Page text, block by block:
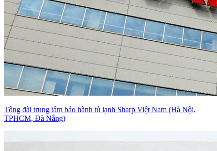
Tổng đài trung tâm bảo hành tủ lạnh Sharp Việt Nam (Hà Nội,
TPHCM, Đà Nẵng)